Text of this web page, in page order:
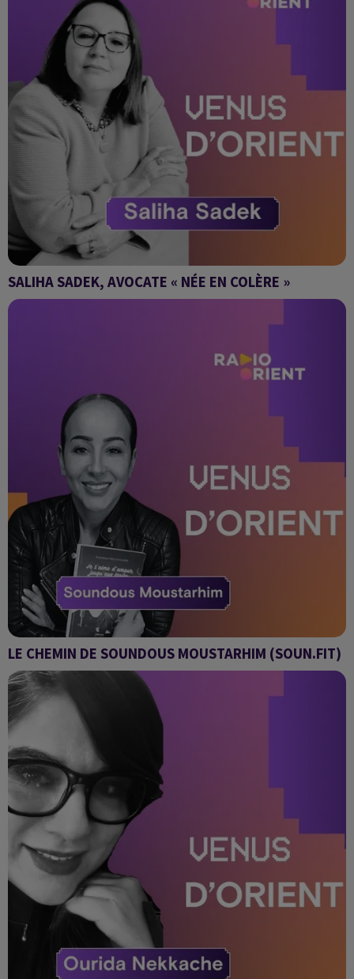
SALIHA SADEK, AVOCATE « NÉE EN COLÈRE »
Venus d'Orient : nos histoires, nos vérités
LE CHEMIN DE SOUNDOUS MOUSTARHIM (SOUN.FIT)
Venus d'Orient